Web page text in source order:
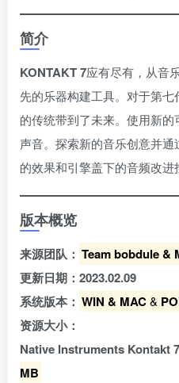
简介
KONTAKT 7应有尽有，从音
先的乐器构建工具。对于第
的传统带到了未来。使用新
声音。探索新的音乐创意并
的效果和引擎盖下的音频改进
版本概览
来源团队： Team bobdule &
更新日期：2023.02.09
系统版本： WIN & MAC&
资源大小：
Native Instruments Kontakt
MB